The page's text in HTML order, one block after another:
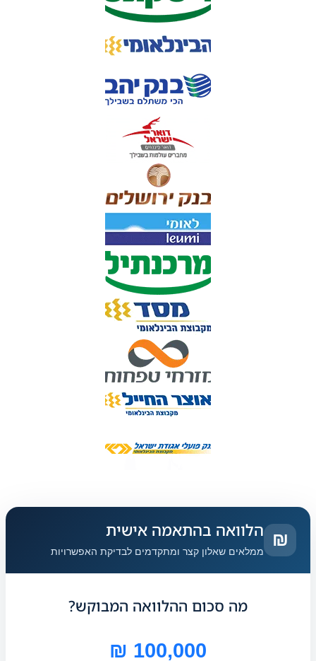
₪ הלוואה בהתאמה אישית
ממלאים שאלון קצר ומתקדמים לבדיקת האפשרויות
מה סכום ההלוואה המבוקש?
100,000 ₪